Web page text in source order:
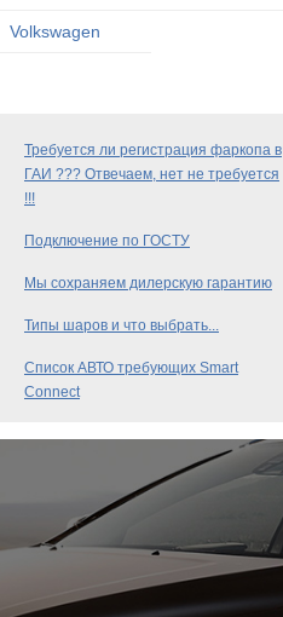
Volkswagen
Требуется ли регистрация фаркопа в
ГАИ ??? Отвечаем, нет не требуется
!!!
Подключение по ГОСТУ
Мы сохраняем дилерскую гарантию
Типы шаров и что выбрать...
Список АВТО требующих Smart
Connect